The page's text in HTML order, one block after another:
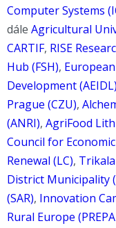
Computer Systems
dále Agricultural
CARTIF, RISE
Hub (FSH),
Development (AEIDL)
Prague (CZU),
(ANRI), AgriFood
Council for
Renewal (LC),
District Municipality
(SAR), Innovation
Rural Europe